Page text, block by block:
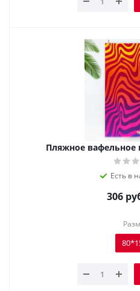
Пляжное вафельное
Есть в
306